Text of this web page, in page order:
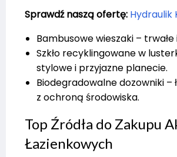
Sprawdź naszą ofertę: Hydraulik
Bambusowe wieszaki –
Szkło recyklingowane w
stylowe i przyjazne planecie.
Biodegradowalne dozowniki –
z ochroną środowiska.
Top Źródła do Zakupu
Łazienkowych